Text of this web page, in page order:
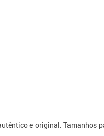
e original. Tamanhos